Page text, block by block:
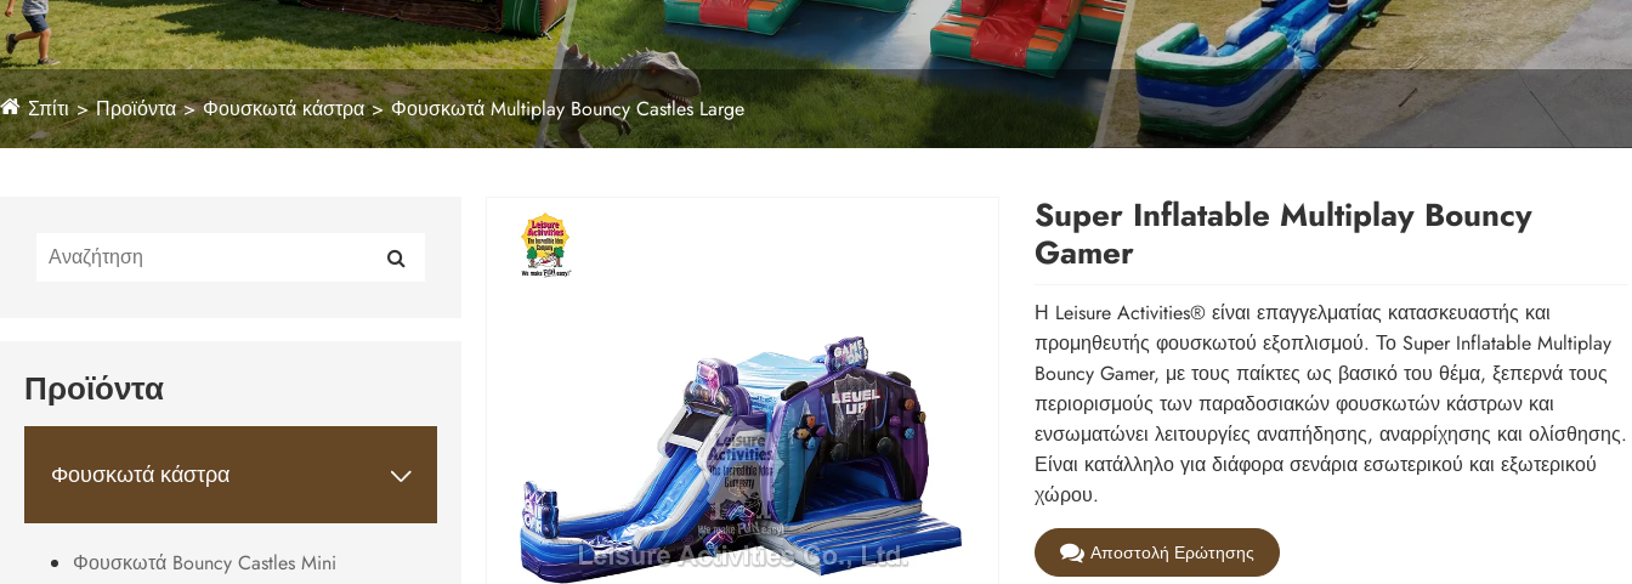
Σπίτι Προϊόντα Φουσκωτά κάστρα Φουσκωτά Multiplay Bouncy Castles Large
Προϊόντα
Φουσκωτά κάστρα 
Φουσκωτά Bouncy Castles Mini
Super Inflatable Multiplay Bouncy
Gamer
Η Leisure Activities® είναι επαγγελματίας κατασκευαστής και
προμηθευτής φουσκωτού εξοπλισμού. Το Super Inflatable Multiplay
Bouncy Gamer, με τους παίκτες ως βασικό του θέμα, ξεπερνά τους
περιορισμούς των παραδοσιακών φουσκωτών κάστρων και
ενσωματώνει λειτουργίες αναπήδησης, αναρρίχησης και ολίσθησης.
Είναι κατάλληλο για διάφορα σενάρια εσωτερικού και εξωτερικού
χώρου.
Αποστολή Ερώτησης